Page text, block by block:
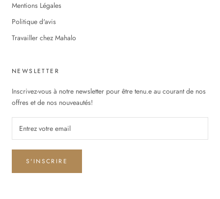
Mentions Légales
Politique d'avis
Travailler chez Mahalo
NEWSLETTER
Inscrivez-vous à notre newsletter pour être tenu.e au courant de nos
offres et de nos nouveautés!
S'INSCRIRE